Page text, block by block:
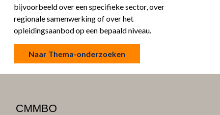
bijvoorbeeld over een specifieke sector, over
regionale samenwerking of over het
opleidingsaanbod op een bepaald niveau.
Naar Thema-onderzoeken
CMMBO